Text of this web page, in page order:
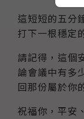
這短短的五分
打下一根穩定
請記得，這個
論會議中有多
回那份屬於你
祝福你，平安